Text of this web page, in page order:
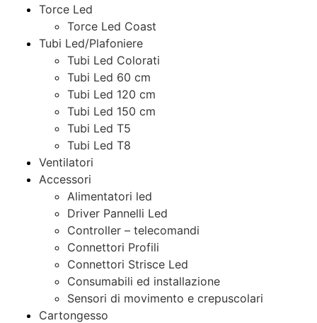
Torce Led
Torce Led Coast
Tubi Led/Plafoniere
Tubi Led Colorati
Tubi Led 60 cm
Tubi Led 120 cm
Tubi Led 150 cm
Tubi Led T5
Tubi Led T8
Ventilatori
Accessori
Alimentatori led
Driver Pannelli Led
Controller – telecomandi
Connettori Profili
Connettori Strisce Led
Consumabili ed installazione
Sensori di movimento e crepuscolari
Cartongesso